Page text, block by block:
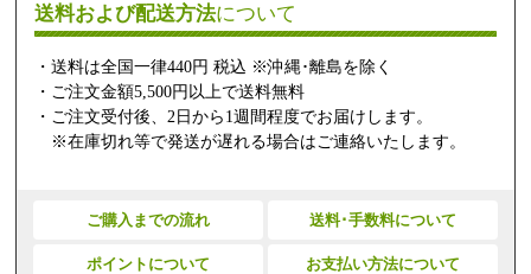
送料および配送方法について
・送料は全国一律440円 税込 ※沖縄･離島を除く
・ご注文金額5,500円以上で送料無料
・ご注文受付後、2日から1週間程度でお届けします。
※在庫切れ等で発送が遅れる場合はご連絡いたします。
ご購入までの流れ 送料･手数料について
ポイントについて お支払い方法について